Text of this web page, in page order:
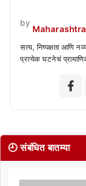
by
सत्य, निष्पक्षता आणि
प्रत्येक घटनेचं
🕘 संबंधित बातम्या